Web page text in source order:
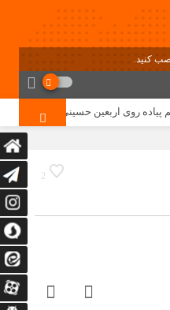
کنید.
روی اربعین حسینی در دهستان
2